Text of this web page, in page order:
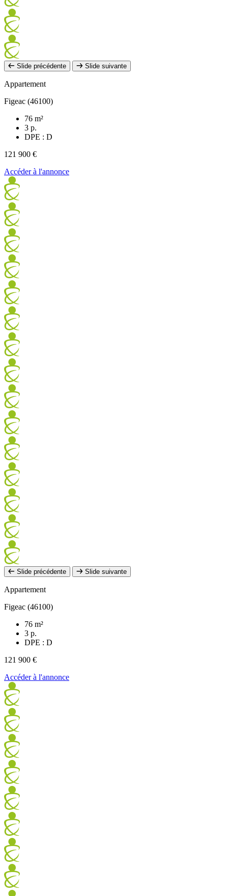
Slide précédente Slide suivante
Appartement
Figeac (46100)
76 m²
3 p.
DPE : D
121 900 €
Accéder à l'annonce
Slide précédente Slide suivante
Appartement
Figeac (46100)
76 m²
3 p.
DPE : D
121 900 €
Accéder à l'annonce